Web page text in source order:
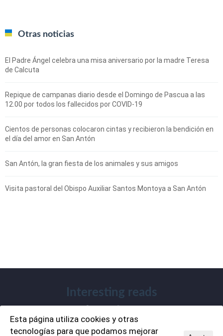
Otras noticias
El Padre Ángel celebra una misa aniversario por la madre Teresa
de Calcuta
Repique de campanas diario desde el Domingo de Pascua a las
12.00 por todos los fallecidos por COVID-19
Cientos de personas colocaron cintas y recibieron la bendición en
el día del amor en San Antón
San Antón, la gran fiesta de los animales y sus amigos
Visita pastoral del Obispo Auxiliar Santos Montoya a San Antón
Interesting reads
Todos los derechos reservados |Política de cookies
Esta página utiliza cookies y otras
tecnologías para que podamos mejorar